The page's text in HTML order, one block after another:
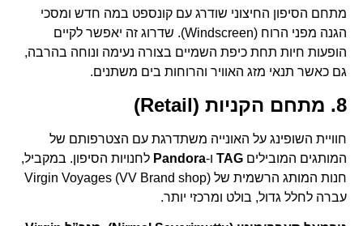
מתחם הסיפון החיצוני שודרג עם קונספט במה חדש ומסכי
הגנה מפני הרוח (Windscreen). שדרוג זה יאפשר לקיים
הופעות חיות תחת כיפת השמיים בצורה נעימה ונוחה בהרבה,
גם כאשר תנאי מזג האוויר והרוחות בים משתנים.
חוויית השופינג על האונייה משתדרגת עם הצטרפותם של
המותגים המוביליםTAGו-Pandoraלחנויות הסיפון. במקביל,
חנות המותג הרשמית של Virgin Voyages (VV Brand shop)
עברה לחלל גדול, בולט ומרכזי יותר.